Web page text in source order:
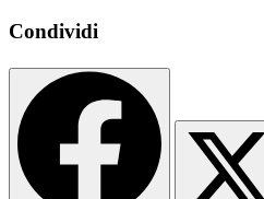
Condividi